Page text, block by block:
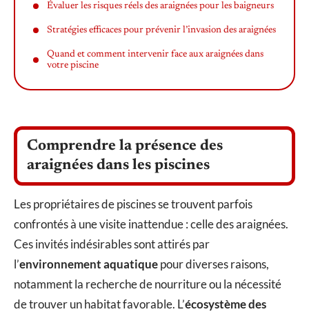
Évaluer les risques réels des araignées pour les baigneurs
Stratégies efficaces pour prévenir l’invasion des araignées
Quand et comment intervenir face aux araignées dans
votre piscine
Comprendre la présence des
araignées dans les piscines
Les propriétaires de piscines se trouvent parfois
confrontés à une visite inattendue : celle des araignées.
Ces invités indésirables sont attirés par
l’environnement aquatiquepour diverses raisons,
notamment la recherche de nourriture ou la nécessité
de trouver un habitat favorable. L’écosystème des